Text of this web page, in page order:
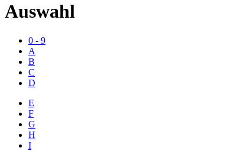
Auswahl
0 - 9
A
B
C
D
E
F
G
H
I